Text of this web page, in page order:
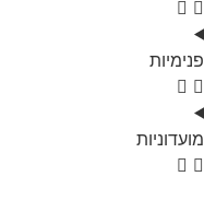
פנימיות
מועדוניות